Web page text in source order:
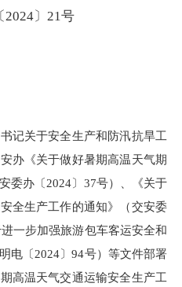
2024〕21号
关于安全生产和防汛抗旱工
办《关于做好暑期高温天气期
委办〔2024〕37号）、《关于
全生产工作的通知》（交安委
一步加强旅游包车客运安全和
电〔2024〕94号）等文件部署
高温天气交通运输安全生产工